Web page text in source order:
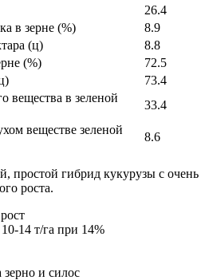
26.4
в зерне (%)
8.9
(ц)
8.8
(%)
72.5
73.4
вещества в зеленой
33.4
веществе зеленой
8.6
простой гибрид кукурузы с очень
роста.
14 т/га при 14%
и силос